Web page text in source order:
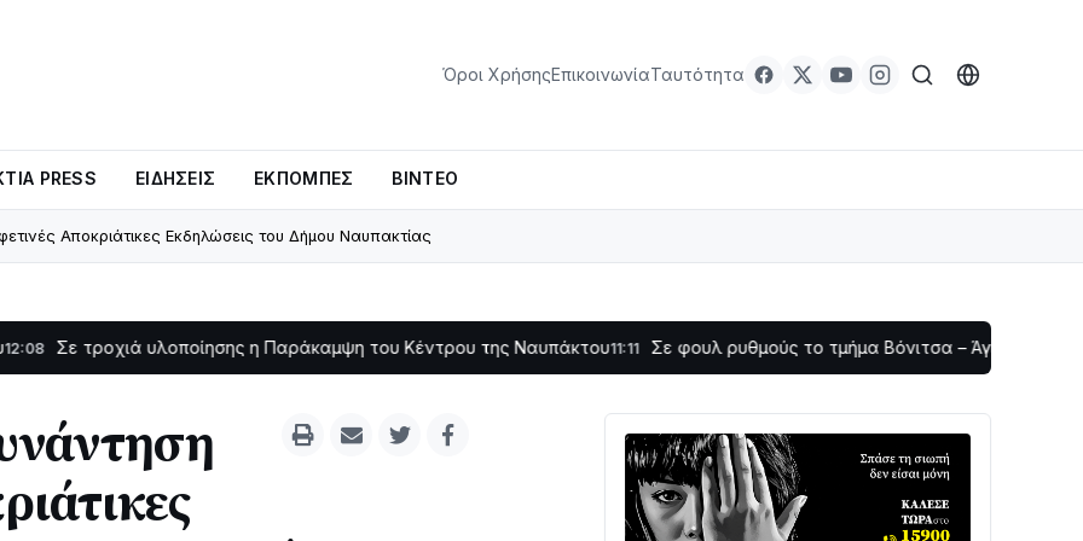
Όροι ΧρήσηςΕπικοινωνίαΤαυτότητα
PRESS ΕΙΔΉΣΕΙΣ ΕΚΠΟΜΠΈΣ ΒΊΝΤΕΟ
Αποκριάτικες Εκδηλώσεις του Δήμου Ναυπακτίας
υλοποίησης η Παράκαμψη του Κέντρου της Ναυπάκτου11:11 Σε φουλ ρυθμούς το τμήμα Βόνιτσα – Άγιος Νικόλαος |